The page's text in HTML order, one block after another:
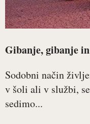
Gibanje, gibanje
Sodobni način
v šoli ali v službi,
sedimo...